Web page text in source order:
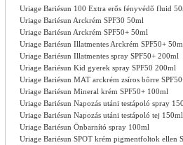
Uriage Bariésun 100 Extra erős fényvédő fluid
Uriage Bariésun Arckrém SPF30 50ml
Uriage Bariésun Arckrém SPF50+ 50ml
Uriage Bariésun Illatmentes Arckrém SPF50+
Uriage Bariésun Illatmentes spray SPF50+ 200ml
Uriage Bariésun Kid gyerek spray SPF50 200ml
Uriage Bariésun MAT arckrém zsíros bőrre
Uriage Bariésun Mineral krém SPF50+ 100ml
Uriage Bariésun Napozás utáni testápoló spray
Uriage Bariésun Napozás utáni testápoló tej 150ml
Uriage Bariésun Önbarnító spray 100ml
Uriage Bariésun SPOT krém pigmentfoltok ellen